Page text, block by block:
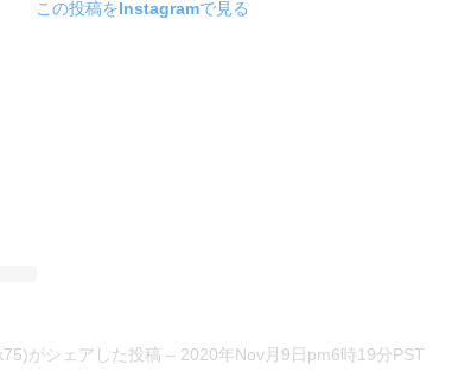
この投稿をInstagramで見る
がシェアした投稿 – 2020年Nov月9日pm6時19分PST